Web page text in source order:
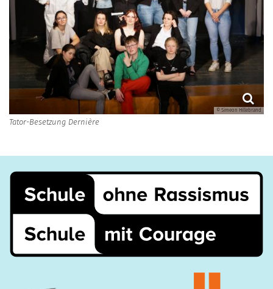
© Simeon Hillebrand
Tator-Besetzung Dernière